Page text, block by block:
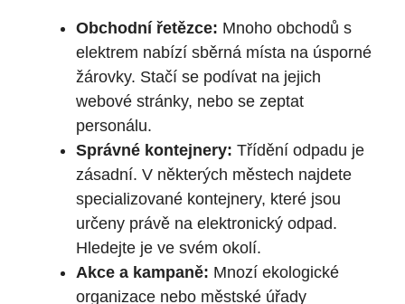
Obchodní řetězce: Mnoho obchodů s
elektrem nabízí sběrná místa na úsporné
žárovky. Stačí se podívat na jejich
webové stránky, nebo se zeptat
personálu.
Správné kontejnery: Třídění odpadu je
zásadní. V některých městech najdete
specializované kontejnery, které jsou
určeny právě na elektronický odpad.
Hledejte je ve svém okolí.
Akce a kampaně: Mnozí ekologické
organizace nebo městské úřady